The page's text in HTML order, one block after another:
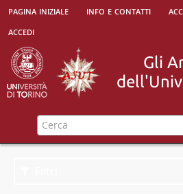
pagina iniziale info e contatti
accedi